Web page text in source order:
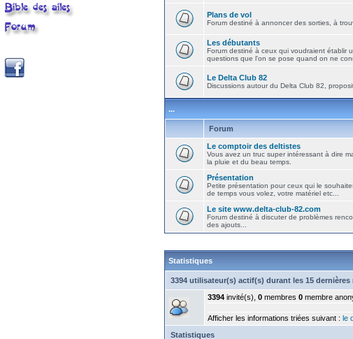
Plans de vol
Forum destiné à annoncer des sorties, à
Les débutants
Forum destiné à ceux qui voudraient établir
questions que l'on se pose quand on ne
Le Delta Club 82
Discussions autour du Delta Club 82,
...
Forum
Le comptoir des deltistes
Vous avez un truc super intéressant à dire
la pluie et du beau temps.
Présentation
Petite présentation pour ceux qui le
de temps vous volez, votre matériel etc...
Le site www.delta-club-82.com
Forum destiné à discuter de problèmes
des ajouts...
Statistiques
3394 utilisateur(s) actif(s) durant les 15 dernières
3394 invité(s), 0 membres 0 membre
Afficher les informations triées suivant : le
Statistiques